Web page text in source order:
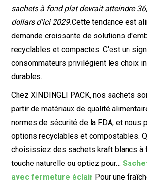
sachets à fond plat devrait atteindre
dollars d'ici 2029.Cette tendance est
demande croissante de solutions
recyclables et compactes. C'est un
consommateurs privilégient les choix
durables.
Chez XINDINGLI PACK, nos sachets
partir de matériaux de qualité
normes de sécurité de la FDA, et nous
options recyclables et compostables.
choisissiez des sachets kraft blancs à
touche naturelle ou optiez pour…
avec fermeture éclair Pour une